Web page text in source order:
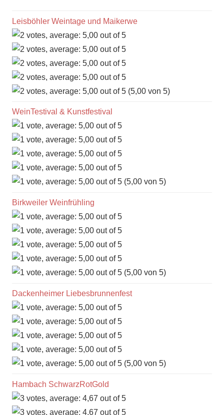
Leisböhler Weintage und Maikerwe
(5,00 von 5)
WeinTestival & Kunstfestival
(5,00 von 5)
Birkweiler Weinfrühling
(5,00 von 5)
Dackenheimer Liebesbrunnenfest
(5,00 von 5)
Hambach SchwarzRotGold